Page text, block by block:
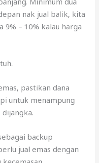
pastikan dana
backup
jual emas dengan
lama
emas di Ar-